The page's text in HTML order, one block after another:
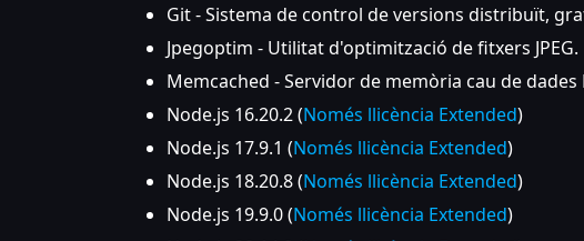
Git - Sistema de control de versions distribuït,
Jpegoptim - Utilitat d'optimització de fitxers JPEG.
Memcached - Servidor de memòria cau de dades
Node.js 16.20.2 (Només llicència Extended)
Node.js 17.9.1 (Només llicència Extended)
Node.js 18.20.8 (Només llicència Extended)
Node.js 19.9.0 (Només llicència Extended)